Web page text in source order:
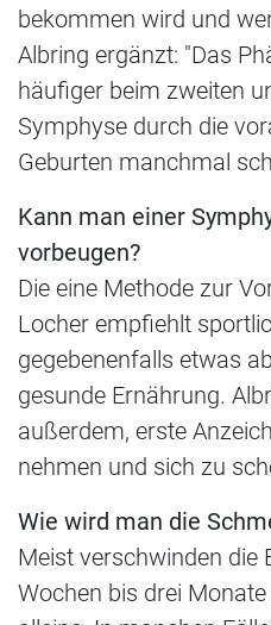
bekommen wird und
Albring ergänzt: "Das
häufiger beim zweiten
Symphyse durch die
Geburten manchmal
Kann man einer
vorbeugen?
Die eine Methode zur
Locher empfiehlt
gegebenenfalls etwas
gesunde Ernährung.
außerdem, erste
nehmen und sich zu
Wie wird man die
Meist verschwinden die
Wochen bis drei